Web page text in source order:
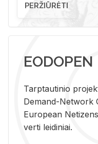
PERŽIŪRĖTI
EODOPEN
Tarp­tau­ti­nio
De­mand-Ne­twork
Eu­ro­pe­an
ver­ti lei­di­niai.